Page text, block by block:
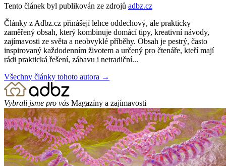
Tento článek byl publikován ze zdrojů adbz.cz
Články z Adbz.cz přinášejí lehce oddechový, ale prakticky
zaměřený obsah, který kombinuje domácí tipy, kreativní návody,
zajímavosti ze světa a neobvyklé příběhy. Obsah je pestrý, často
inspirovaný každodenním životem a určený pro čtenáře, kteří mají
rádi praktická řešení, zábavu i netradiční...
Všechny články tohoto autora →
Vybrali jsme pro vás Magazíny a zajímavosti